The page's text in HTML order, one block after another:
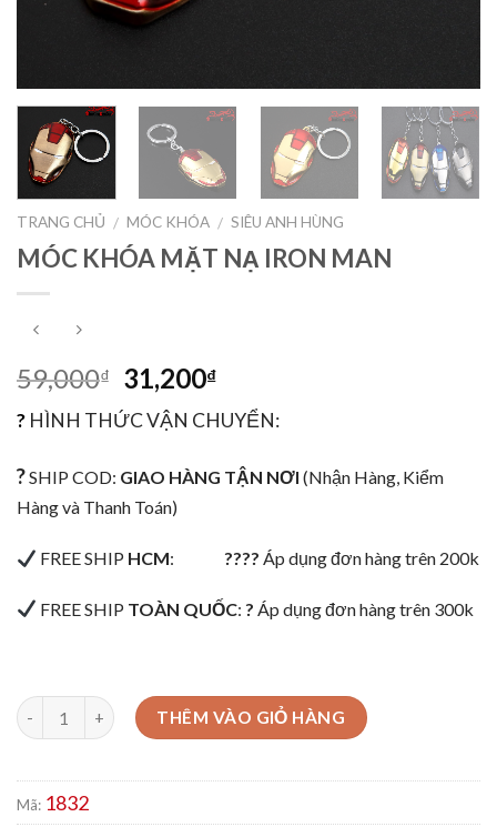
TRANG CHỦ / MÓC KHÓA / SIÊU ANH HÙNG
MÓC KHÓA MẶT NẠ IRON MAN
59,000₫ 31,200₫
? HÌNH THỨC VẬN CHUYỂN:
?SHIP COD: GIAO HÀNG TẬN NƠI (Nhận Hàng, Kiểm
Hàng và Thanh Toán)
FREE SHIP HCM: ????Áp dụng đơn hàng trên 200k
FREE SHIP TOÀN QUỐC: ? Áp dụng đơn hàng trên 300k
THÊM VÀO GIỎ HÀNG
Mã: 1832